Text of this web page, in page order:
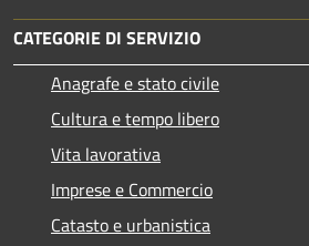
CATEGORIE DI SERVIZIO
Anagrafe e stato civile
Cultura e tempo libero
Vita lavorativa
Imprese e Commercio
Catasto e urbanistica